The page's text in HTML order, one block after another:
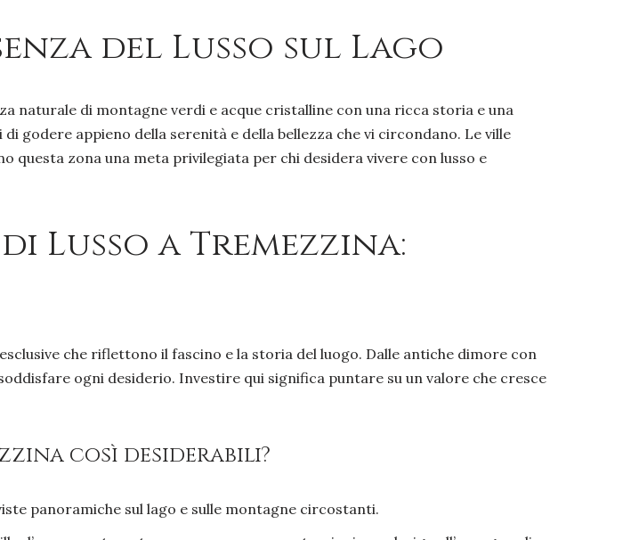
del Lusso sul Lago
naturale di montagne verdi e acque cristalline con una ricca storia e una
godere appieno della serenità e della bellezza che vi circondano. Le ville
questa zona una meta privilegiata per chi desidera vivere con lusso e
Lusso a Tremezzina:
che riflettono il fascino e la storia del luogo. Dalle antiche dimore con
ogni desiderio. Investire qui significa puntare su un valore che cresce
così desiderabili?
panoramiche sul lago e sulle montagne circostanti.